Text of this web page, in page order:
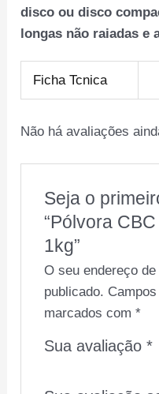
disco ou disco
longas não raiadas e
Ficha Tcnica
Não há avaliações
Seja o
“Pólvora
1kg”
O seu endereço
publicado.
marcados com *
Sua avaliação *